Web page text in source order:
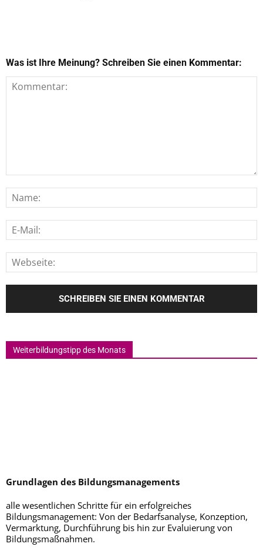
Was ist Ihre Meinung? Schreiben Sie einen Kommentar:
Weiterbildungstipp des Monats
Grundlagen des Bildungsmanagements
alle wesentlichen Schritte für ein erfolgreiches
Bildungsmanagement: Von der Bedarfsanalyse, Konzeption,
Vermarktung, Durchführung bis hin zur Evaluierung von
Bildungsmaßnahmen.